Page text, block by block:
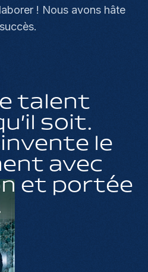
! Nous avons hâte
talent
soit.
le
avec
et portée